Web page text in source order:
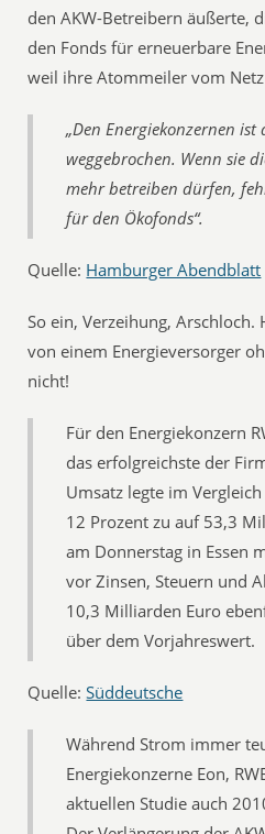
den AKW-Betreibern äußerte,
den Fonds für erneuerbare
weil ihre Atommeiler vom
„Den Energiekonzernen
weggebrochen. Wenn sie
mehr betreiben dürfen,
für den Ökofonds“.
Quelle: Hamburger Abendblatt
So ein, Verzeihung, Arschloch.
von einem Energieversorger
nicht!
Für den Energiekonzern
das erfolgreichste der
Umsatz legte im
12 Prozent zu auf 53,3
am Donnerstag in Essen
vor Zinsen, Steuern und
10,3 Milliarden Euro
über dem Vorjahreswert.
Quelle:Süddeutsche
Während Strom immer
Energiekonzerne Eon,
aktuellen Studie auch